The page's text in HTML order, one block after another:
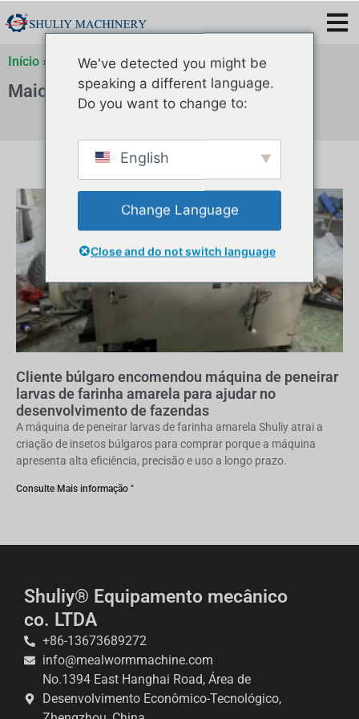
Início » Arquivo de»Arquivo de» Arquivo de
Maio 29, 2024
Cliente búlgaro encomendou máquina de peneirar
larvas de farinha amarela para ajudar no
desenvolvimento de fazendas
A máquina de peneirar larvas de farinha amarela Shuliy atrai a
criação de insetos búlgaros para comprar porque a máquina
apresenta alta eficiência, precisão e uso a longo prazo.
Consulte Mais informação "
Shuliy® Equipamento mecânico
co. LTDA
+86-13673689272
info@mealwormmachine.com
No.1394 East Hanghai Road, Área de
Desenvolvimento Econômico-Tecnológico,
We've detected you might be
speaking a different language.
Do you want to change to:
English
Change Language
Close and do not switch language